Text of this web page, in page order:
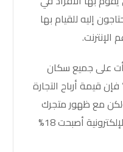
إليه للقيام بها
على جميع سكان
قيمة أرباح التجارة
مع ظهور متجرك
الالكتروني فإن قيمة المبيعات الإلكترونية أصبحت 18%